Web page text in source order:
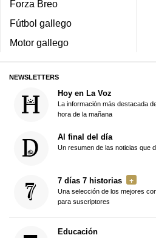
Forza Breo
Fútbol gallego
Motor gallego
NEWSLETTERS
Hoy en La Voz
La información más destacada
hora de la mañana
Al final del día
Un resumen de las noticias que
7 días 7 historias
Una selección de los mejores
para suscriptores
Educación